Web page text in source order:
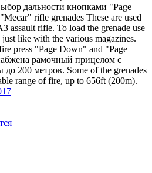
дальности кнопками "Page
rifle grenades These are used
assault rifle. To load the grenade use
like with the various magazines.
press "Page Down" and "Page
рамочный прицелом с
до 200 метров. Some of the grenades
range of fire, up to 656ft (200m).